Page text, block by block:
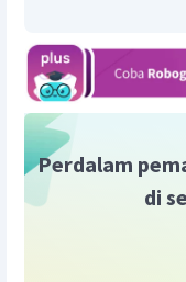
Perdalam
di